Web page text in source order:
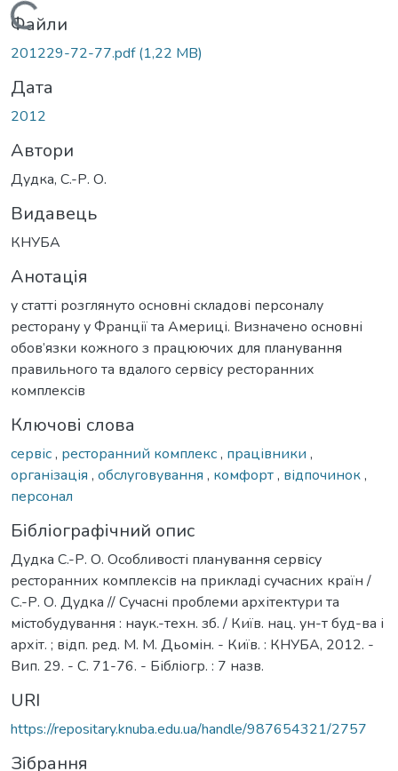
Вантажиться...
Файли
201229-72-77.pdf(1,22 MB)
Дата
2012
Автори
Дудка, С.-Р. О.
Видавець
КНУБА
Анотація
у статті розглянуто основні складові персоналу
ресторану у Франції та Америці. Визначено основні
обов’язки кожного з працюючих для планування
правильного та вдалого сервісу ресторанних
комплексів
Ключові слова
сервіс, ресторанний комплекс, працівники ,
організація , обслуговування , комфорт, відпочинок,
персонал
Бібліографічний опис
Дудка С.-Р. О. Особливості планування сервісу
ресторанних комплексів на прикладі сучасних країн /
С.-Р. О. Дудка // Сучасні проблеми архітектури та
містобудування : наук.-техн. зб. / Київ. нац. ун-т буд-ва і
архіт. ; відп. ред. М. М. Дьомін. - Київ. : КНУБА, 2012. -
Вип. 29. - С. 71-76. - Бібліогр. : 7 назв.
URI
https://repositary.knuba.edu.ua/handle/987654321/2757
Зібрання